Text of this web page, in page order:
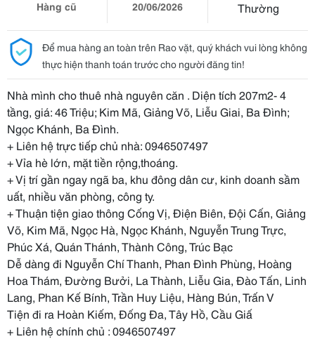
Hàng cũ
20/06/2026
Thường
Để mua hàng an toàn trên Rao vặt, quý khách vui lòng không
thực hiện thanh toán trước cho người đăng tin!
Nhà mình cho thuê nhà nguyên căn . Diện tích 207m2- 4
tầng, giá: 46 Triệu; Kim Mã, Giảng Võ, Liễu Giai, Ba Đình;
Ngọc Khánh, Ba Đình.
+ Liên hệ trực tiếp chủ nhà: 0946507497
+ Vỉa hè lớn, mặt tiền rộng,thoáng.
+ Vị trí gần ngay ngã ba, khu đông dân cư, kinh doanh sầm
uất, nhiều văn phòng, công ty.
+ Thuận tiện giao thông Cống Vị, Điện Biên, Đội Cấn, Giảng
Võ, Kim Mã, Ngọc Hà, Ngọc Khánh, Nguyễn Trung Trực,
Phúc Xá, Quán Thánh, Thành Công, Trúc Bạc
Dễ dàng đi Nguyễn Chí Thanh, Phan Đình Phùng, Hoàng
Hoa Thám, Đường Bưởi, La Thành, Liễu Gia, Đào Tấn, Linh
Lang, Phan Kế Bính, Trần Huy Liệu, Hàng Bún, Trấn V
Tiện đi ra Hoàn Kiếm, Đống Đa, Tây Hồ, Cầu Giấ
+ Liên hệ chính chủ : 0946507497